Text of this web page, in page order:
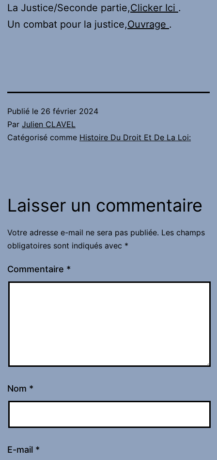
La Justice/Seconde partie,Clicker Ici .
Un combat pour la justice,Ouvrage .
Publié le 26 février 2024
Par Julien CLAVEL
Catégorisé comme Histoire Du Droit Et De La Loi:
Laisser un commentaire
Votre adresse e-mail ne sera pas publiée. Les champs
obligatoires sont indiqués avec *
Commentaire *
Nom *
E-mail *